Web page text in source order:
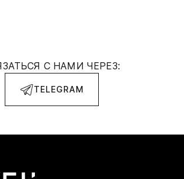
С НАМИ ЧЕРЕЗ:
TELEGRAM